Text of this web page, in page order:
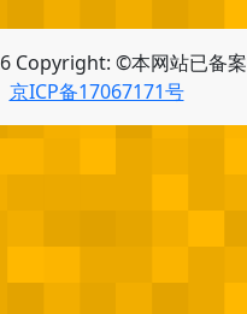
Copyright: ©本网站已备案
京ICP备17067171号